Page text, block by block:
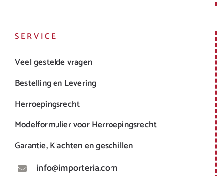
SERVICE
Veel gestelde vragen
Bestelling en Levering
Herroepingsrecht
Modelformulier voor Herroepingsrecht
Garantie, Klachten en geschillen
info@importeria.com